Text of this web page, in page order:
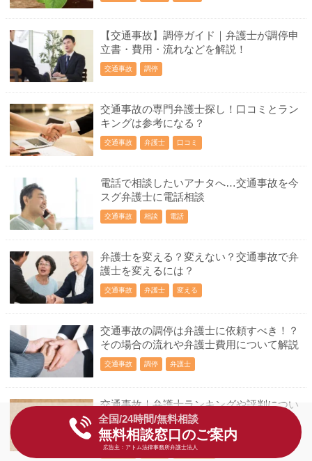
【交通事故】調停ガイド｜弁護士が調停申
立書・費用・流れなどを解説！
交通事故 調停
交通事故の専門弁護士探し！口コミとラン
キングは参考になる？
交通事故 弁護士 口コミ
電話で相談したいアナタへ…交通事故を今
スグ弁護士に電話相談
交通事故 相談 電話
弁護士を変える？変えない？交通事故で弁
護士を変えるには？
交通事故 弁護士 変える
交通事故の調停は弁護士に依頼すべき！？
その場合の流れや弁護士費用について解説
交通事故 調停 弁護士
交通事故｜弁護士ランキングや評判につい
ての考察｜アトム法律事務所弁護士監修
【2020最新版】
交通事故 弁護士 ランキング
全国/24時間/無料相談
無料相談窓口のご案内
広告主：アトム法律事務所弁護士法人